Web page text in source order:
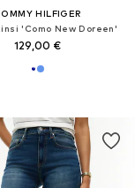
HILFIGER
'Como New Doreen'
129,00 €